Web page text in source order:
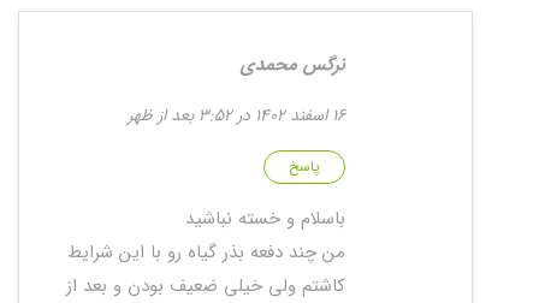
نرگس محمدی
16 اسفند 1402 در 3:52 بعد از ظهر
پاسخ
باسلام و خسته نباشید
من چند دفعه بذر گیاه رو با این شرایط
کاشتم ولی خیلی ضعیف بودن و بعد از